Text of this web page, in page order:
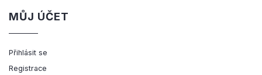
MŮJ ÚČET
Přihlásit se
Registrace